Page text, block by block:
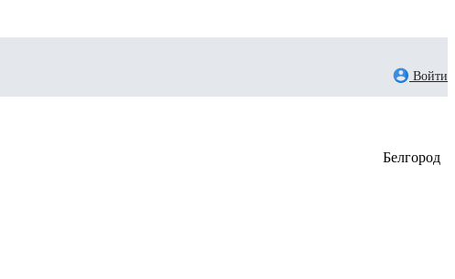
Войти
Белгород